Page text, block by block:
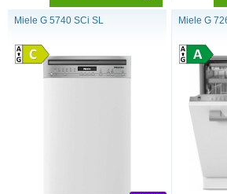
Miele G 5740 SCi SL Miele G